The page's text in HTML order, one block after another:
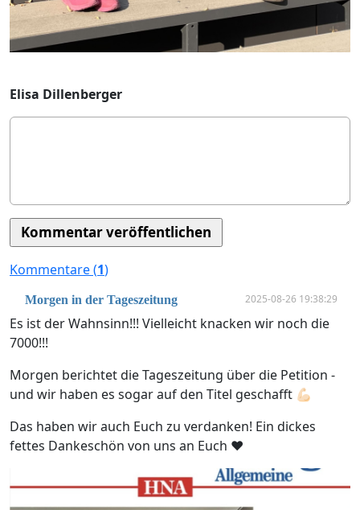
Elisa Dillenberger
Kommentare (1)
Morgen in der Tageszeitung 2025-08-26 19:38:29
Es ist der Wahnsinn!!! Vielleicht knacken wir noch die
7000!!!
Morgen berichtet die Tageszeitung über die Petition -
und wir haben es sogar auf den Titel geschafft 💪🏻
Das haben wir auch Euch zu verdanken! Ein dickes
fettes Dankeschön von uns an Euch ❤️